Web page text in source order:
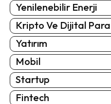
Yenilenebilir Enerji
Kripto Ve Dijital Para
Yatırım
Mobil
Startup
Fintech